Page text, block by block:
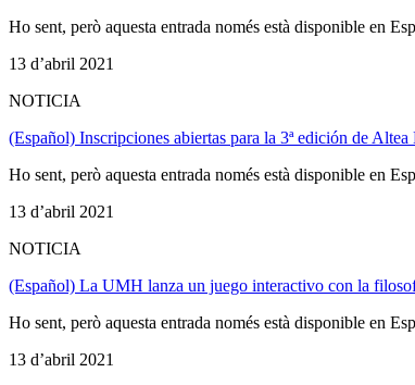
Ho sent, però aquesta entrada només està disponible en
13 d’abril 2021
NOTICIA
(Español) Inscripciones abiertas para la 3ª edición de
Ho sent, però aquesta entrada només està disponible en
13 d’abril 2021
NOTICIA
(Español) La UMH lanza un juego interactivo con la
Ho sent, però aquesta entrada només està disponible en
13 d’abril 2021